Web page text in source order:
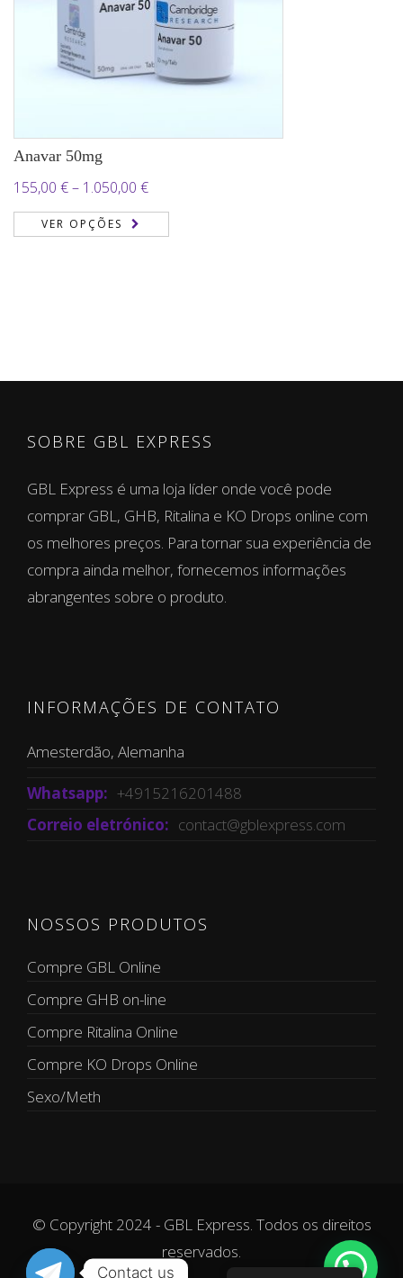
Anavar 50mg
155,00 €– 1.050,00 €Price
range:
155,00 €
VER OPÇÕES
SOBRE GBL EXPRESS
GBL Express é uma loja líder onde você pode
comprar GBL, GHB, Ritalina e KO Drops online com
os melhores preços. Para tornar sua experiência de
compra ainda melhor, fornecemos informações
abrangentes sobre o produto.
INFORMAÇÕES DE CONTATO
Amesterdão, Alemanha
Whatsapp: +4915216201488
Correio eletrónico: contact@gblexpress.com
NOSSOS PRODUTOS
Compre GBL Online
Compre GHB on-line
Compre Ritalina Online
Compre KO Drops Online
Sexo/Meth
© Copyright 2024 - GBL Express. Todos os direitos
reservados.
Contact us